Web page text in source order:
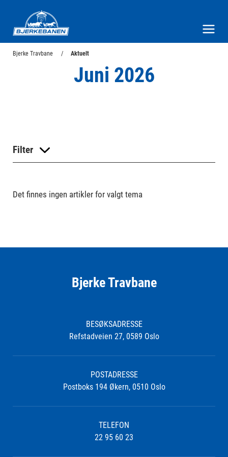
Bjerke Travbane Aktuelt
Juni 2026
Filter
Det finnes ingen artikler for valgt tema
Bjerke Travbane
BESØKSADRESSE
Refstadveien 27, 0589 Oslo
POSTADRESSE
Postboks 194 Økern, 0510 Oslo
TELEFON
22 95 60 23